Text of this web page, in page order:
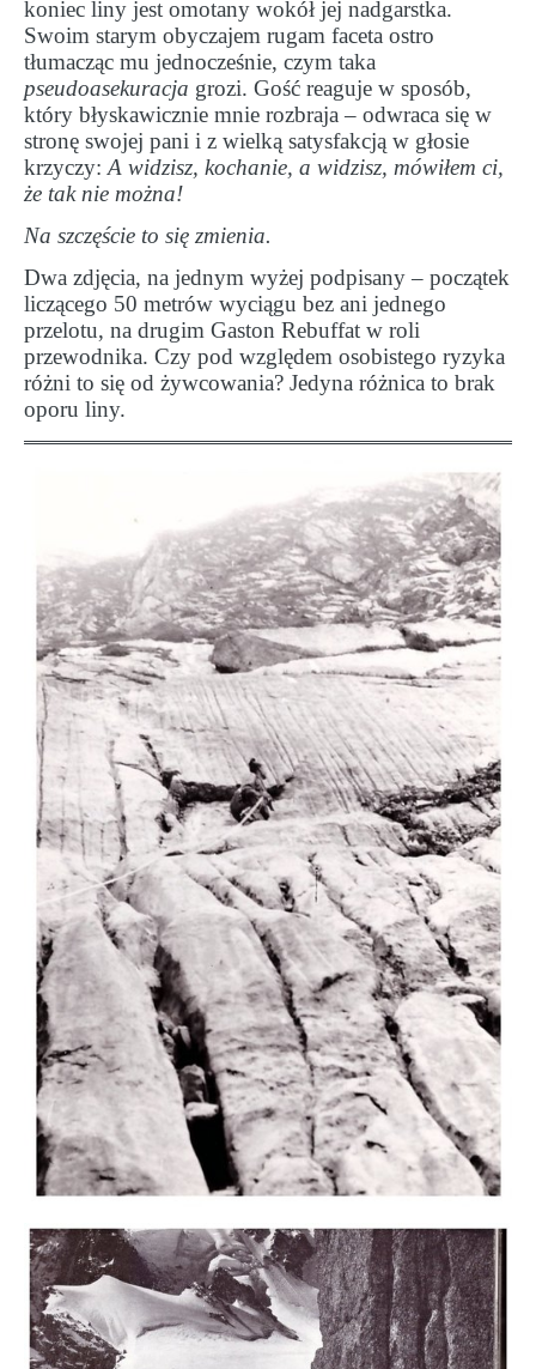
koniec liny jest omotany wokół jej nadgarstka.
Swoim starym obyczajem rugam faceta ostro
tłumacząc mu jednocześnie, czym taka
pseudoasekuracja grozi. Gość reaguje w sposób,
który błyskawicznie mnie rozbraja – odwraca się w
stronę swojej pani i z wielką satysfakcją w głosie
krzyczy:A widzisz, kochanie, a widzisz, mówiłem ci,
że tak nie można!
Na szczęście to się zmienia.
Dwa zdjęcia, na jednym wyżej podpisany – początek
liczącego 50 metrów wyciągu bez ani jednego
przelotu, na drugim Gaston Rebuffat w roli
przewodnika. Czy pod względem osobistego ryzyka
różni to się od żywcowania? Jedyna różnica to brak
oporu liny.